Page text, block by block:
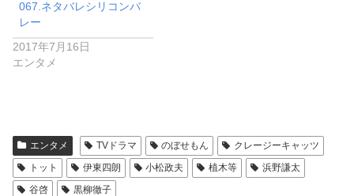
067.ネタバレシリコンバ
レー
2017年7月16日
エンタメ
エンタメ TVドラマ のぼせもん
クレージーキャッツ
トット
伊東四朗 小松政夫 植木等
浜野謙太
谷啓
黒柳徹子